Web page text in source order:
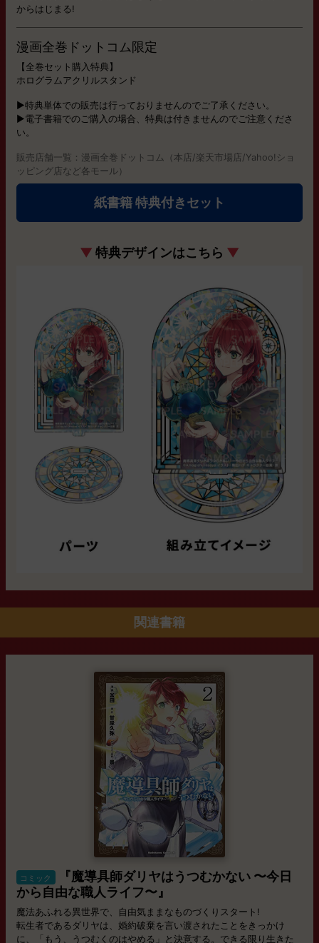
からはじまる!
漫画全巻ドットコム限定
【全巻セット購入特典】
ホログラムアクリルスタンド
▶特典単体での販売は行っておりませんのでご了承ください。
▶電子書籍でのご購入の場合、特典は付きませんのでご注意くださ
い。
販売店舗一覧：漫画全巻ドットコム（本店/楽天市場店/Yahoo!ショ
ッピング店など各モール）
紙書籍 特典付きセット
▼ 特典デザインはこちら ▼
関連書籍
コミック
『魔導具師ダリヤはうつむかない 〜今日
から自由な職人ライフ〜』
魔法あふれる異世界で、自由気ままなものづくりスタート!
転生者であるダリヤは、婚約破棄を言い渡されたことをきっかけ
に、「もう、うつむくのはやめる」と決意する。できる限り生きた